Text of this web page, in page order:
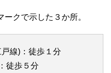
クで示した３か所。
線)：徒歩１分
徒歩５分